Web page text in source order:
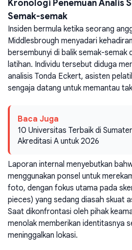
Kronologi Penemuan Analis
Semak-semak
Insiden bermula ketika seorang
Middlesbrough menyadari
bersembunyi di balik semak-semak
latihan. Individu tersebut diduga
analisis Tonda Eckert, asisten
sengaja datang untuk memantau
Baca Juga
10 Universitas Terbaik di
Akreditasi A untuk 2026
Laporan internal menyebutkan
menggunakan ponsel untuk
foto, dengan fokus utama pada
pieces) yang sedang diasah skuat
Saat dikonfrontasi oleh pihak
menolak memberikan identitasnya
meninggalkan lokasi.